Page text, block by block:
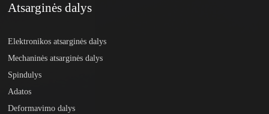
Atsarginės dalys
Elektronikos atsarginės dalys
Mechaninės atsarginės dalys
Spindulys
Adatos
Deformavimo dalys